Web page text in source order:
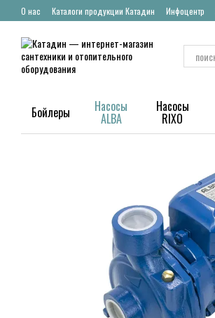
Перейти к основному контенту
О нас Каталоги продукции Катадин Инфоцентр
Бойлеры Насосы
ALBA
Насосы
RIXO